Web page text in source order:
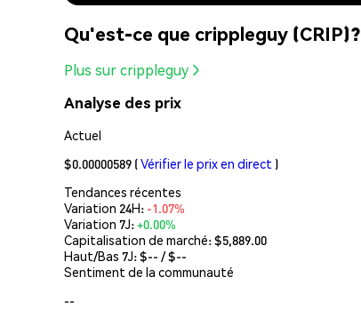
Qu'est-ce que crippleguy (CRIP)?
Plus sur crippleguy
Analyse des prix
Actuel
$0.00000589 (Vérifier le prix en direct )
Tendances récentes
Variation 24H: -1.07%
Variation 7J:+0.00%
Capitalisation de marché:$5,889.00
Haut/Bas 7J: $-- / $--
Sentiment de la communauté
--